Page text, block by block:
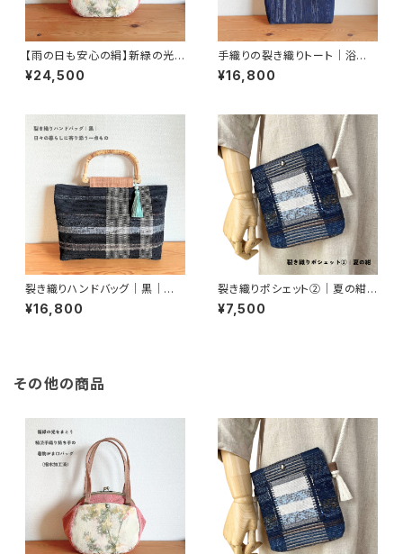
【雨の日も安心の絹】新緑の光を
まとう「柿渋手織り持ち手」の着
物がま口バッグ（撥水加工済）
¥24,500
手織りの裂き織りトート｜浴衣
地×絣×柿渋染め｜和の布を使
った一点ものバッグ
¥16,800
裂き織りハンドバッグ｜黒｜籐
の持ち手｜一点もの
¥16,800
裂き織りポシェット②｜夏の紺・
夕暮れの空｜手織り・一点もの
¥7,500
その他の商品